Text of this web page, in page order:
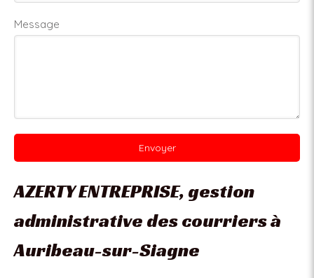
Message
Envoyer
AZERTY ENTREPRISE, gestion
administrative des courriers à
Auribeau-sur-Siagne